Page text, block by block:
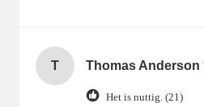
T Thomas Anderson
Het is nuttig. (21)